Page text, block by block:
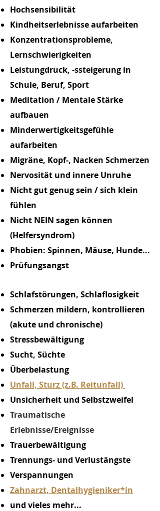
Hochsensibilität
Kindheitserlebnisse aufarbeiten
Konzentrationsprobleme,
Lernschwierigkeiten
Leistungdruck, -ssteigerung in
Schule, Beruf, Sport
Meditation / Mentale Stärke
aufbauen
Minderwertigkeitsgefühle
aufarbeiten
Migräne, Kopf-, Nacken Schmerzen
Nervosität und innere Unruhe
Nicht gut genug sein / sich klein
fühlen
Nicht NEIN sagen können
(Helfersyndrom)
Phobien: Spinnen, Mäuse, Hunde...
Prüfungsangst
Schlafstörungen, Schlaflosigkeit
Schmerzen mildern, kontrollieren
(akute und chronische)
Stressbewältigung
Sucht, Süchte
Überbelastung
Unfall, Sturz (z.B. Reitunfall)
Unsicherheit und Selbstzweifel
Traumatische
Erlebnisse/Ereignisse
Trauerbewältigung
Trennungs- und Verlustängste
Verspannungen
Zahnarzt, Dentalhygieniker*in
und vieles mehr...